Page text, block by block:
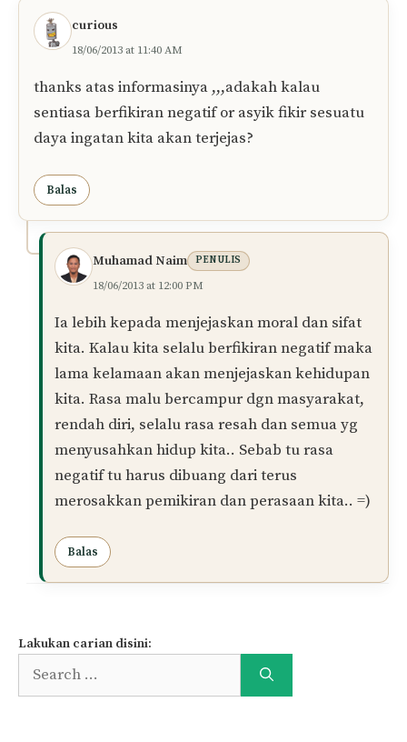
curious
18/06/2013 at 11:40 AM
thanks atas informasinya ,,,adakah kalau
sentiasa berfikiran negatif or asyik fikir sesuatu
daya ingatan kita akan terjejas?
Balas
Muhamad Naim PENULIS
18/06/2013 at 12:00 PM
Ia lebih kepada menjejaskan moral dan sifat
kita. Kalau kita selalu berfikiran negatif maka
lama kelamaan akan menjejaskan kehidupan
kita. Rasa malu bercampur dgn masyarakat,
rendah diri, selalu rasa resah dan semua yg
menyusahkan hidup kita.. Sebab tu rasa
negatif tu harus dibuang dari terus
merosakkan pemikiran dan perasaan kita.. =)
Balas
Lakukan carian disini:
Search
for: